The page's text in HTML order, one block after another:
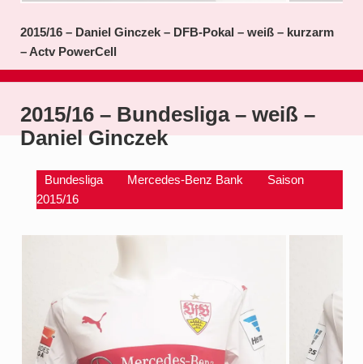
2015/16 – Daniel Ginczek – DFB-Pokal – weiß – kurzarm
– Actv PowerCell
2015/16 – Bundesliga – weiß –
Daniel Ginczek
Bundesliga Mercedes-Benz Bank
Saison
2015/16